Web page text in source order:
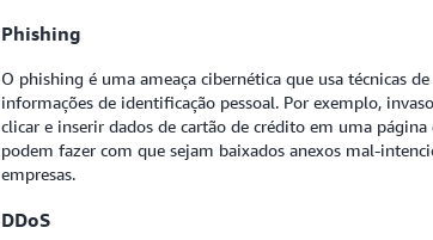
Phishing
O phishing é uma ameaça cibernética que usa técnicas
informações de identificação pessoal. Por exemplo,
clicar e inserir dados de cartão de crédito em uma
podem fazer com que sejam baixados anexos mal-
empresas.
DDoS